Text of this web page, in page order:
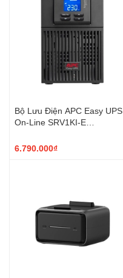
Bộ Lưu Điện APC Easy UPS
On-Line SRV1KI-E
6.790.000₫